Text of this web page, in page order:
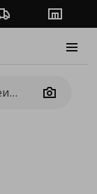
Проследяване на
Camera